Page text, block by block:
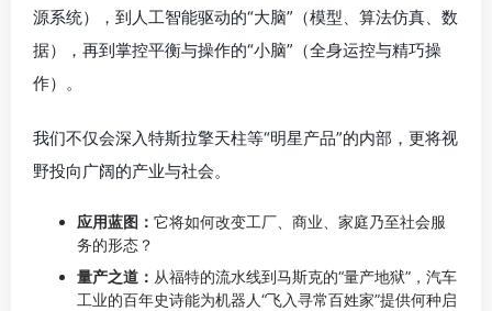
源系统），到人工智能驱动的“大脑”（模型、算法仿真、数
据），再到掌控平衡与操作的“小脑”（全身运控与精巧操
作）。
我们不仅会深入特斯拉擎天柱等“明星产品”的内部，更将视
野投向广阔的产业与社会。
应用蓝图： 它将如何改变工厂、商业、家庭乃至社会服
务的形态？
量产之道： 从福特的流水线到马斯克的“量产地狱”，汽车
工业的百年史诗能为机器人“飞入寻常百姓家”提供何种启